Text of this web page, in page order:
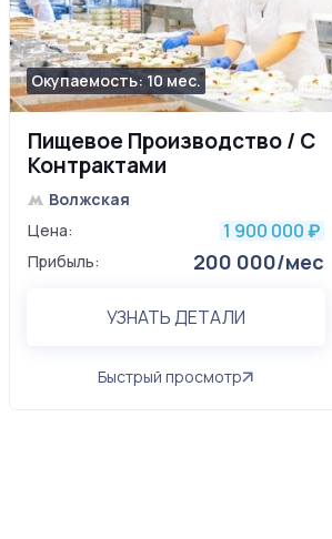
Пищевое Производство / С
Контрактами
Окупаемость: 10 мес. 1095
Волжская
Цена:
1 900 000 ₽
Прибыль: 200 000/мес
УЗНАТЬ ДЕТАЛИ
Быстрый просмотр